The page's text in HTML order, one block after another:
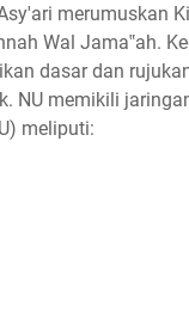
merumuskan
Wal Jama‟ah.
dasar dan
NU memikili
meliputi: